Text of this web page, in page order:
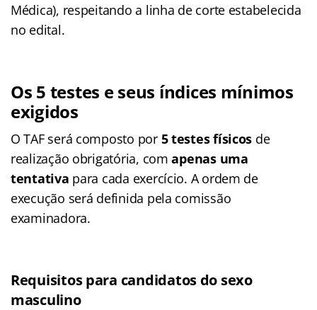
Médica), respeitando a linha de corte estabelecida
no edital.
Os 5 testes e seus índices mínimos
exigidos
O TAF será composto por 5 testes físicos de
realização obrigatória, comapenas uma
tentativa para cada exercício. A ordem de
execução será definida pela comissão
examinadora.
Requisitos para candidatos do sexo
masculino